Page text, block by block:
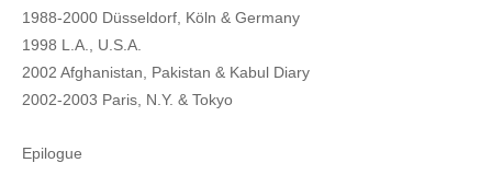
1988-2000 Düsseldorf, Köln & Germany
1998 L.A., U.S.A.
2002 Afghanistan, Pakistan & Kabul Diary
2002-2003 Paris, N.Y. & Tokyo
Epilogue